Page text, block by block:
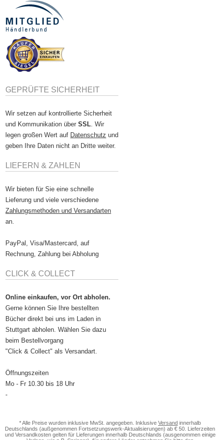
GEPRÜFTE SICHERHEIT
Wir setzen auf kontrollierte Sicherheit
und Kommunikation überSSL. Wir
legen großen Wert auf Datenschutz und
geben Ihre Daten nicht an Dritte weiter.
LIEFERN & ZAHLEN
Wir bieten für Sie eine schnelle
Lieferung und viele verschiedene
Zahlungsmethoden und Versandarten
an.
PayPal, Visa/Mastercard, auf
Rechnung, Zahlung bei Abholung
CLICK & COLLECT
Online einkaufen, vor Ort abholen.
Gerne können Sie Ihre bestellten
Bücher direkt bei uns im Laden in
Stuttgart abholen. Wählen Sie dazu
beim Bestellvorgang
"Click & Collect" als Versandart.
Öffnungszeiten
Mo - Fr 10.30 bis 18 Uhr
-
* Alle Preise wurden inklusive MwSt. angegeben. Inklusive Versand innerhalb
Deutschlands (außgenommen Fortsetzungswerk-Aktualisierungen) ab € 50. Lieferzeiten
und Versandkosten gelten für Lieferungen innerhalb Deutschlands (ausgenommen einige